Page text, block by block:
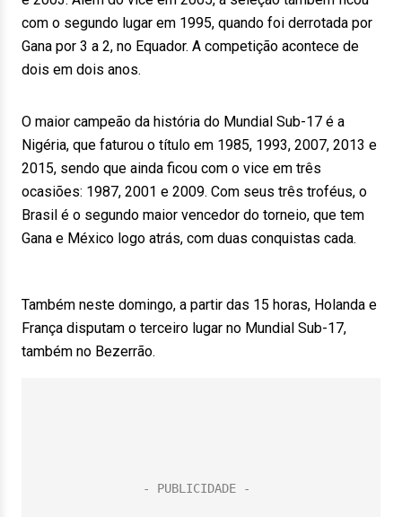
com o segundo lugar em 1995, quando foi derrotada por
Gana por 3 a 2, no Equador. A competição acontece de
dois em dois anos.
O maior campeão da história do Mundial Sub-17 é a
Nigéria, que faturou o título em 1985, 1993, 2007, 2013 e
2015, sendo que ainda ficou com o vice em três
ocasiões: 1987, 2001 e 2009. Com seus três troféus, o
Brasil é o segundo maior vencedor do torneio, que tem
Gana e México logo atrás, com duas conquistas cada.
Também neste domingo, a partir das 15 horas, Holanda e
França disputam o terceiro lugar no Mundial Sub-17,
também no Bezerrão.